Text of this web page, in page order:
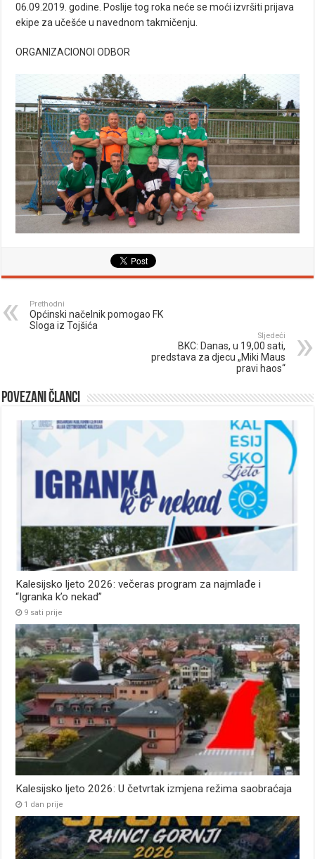
06.09.2019. godine. Poslije tog roka neće se moći izvršiti prijava
ekipe za učešće u navednom takmičenju.
ORGANIZACIONOI ODBOR
Prethodni
Općinski načelnik pomogao FK
Sloga iz Tojšića
Sljedeći
BKC: Danas, u 19,00 sati,
predstava za djecu „Miki Maus
pravi haos“
Povezani članci
Kalesijsko ljeto 2026: večeras program za najmlađe i
“Igranka k’o nekad”
9 sati prije
Kalesijsko ljeto 2026: U četvrtak izmjena režima saobraćaja
1 dan prije